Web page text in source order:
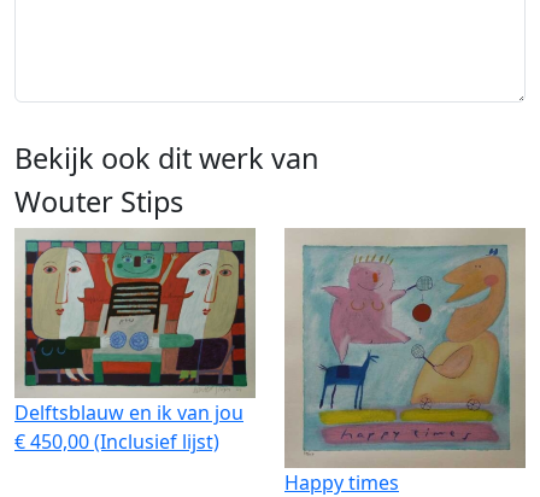
Bekijk ook dit werk van
Wouter Stips
Delftsblauw en ik van jou
€ 450,00 (Inclusief lijst)
Happy times